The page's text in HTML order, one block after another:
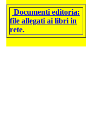
Documenti editoria:
file allegati ai libri in
rete.